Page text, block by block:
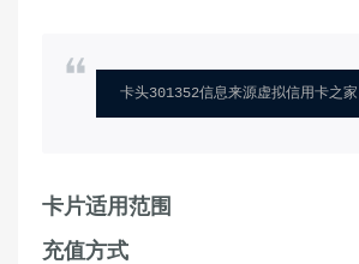
卡头301352信息来源虚拟信用卡之家
卡片适用范围
充值方式